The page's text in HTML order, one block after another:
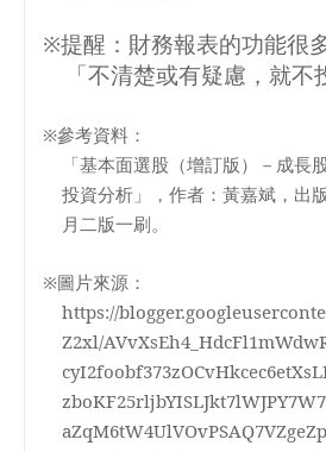
※提醒：財務報表的功能很
「不清楚或有疑慮，就不
※參考資料：
「基本面選股（增訂版）－成長
投資分析」，作者：黃嘉斌，出
月二版一刷。
※圖片來源：
https://
Z2xl/